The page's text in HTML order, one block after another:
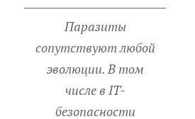
Паразиты
сопутствуют любой
эволюции. В том
числе в IT-
безопасности